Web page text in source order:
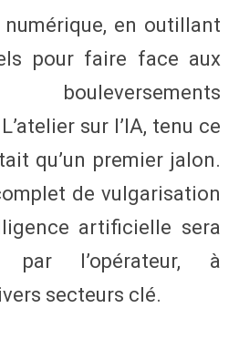
numérique, en outillant
pour faire face aux
sur l’IA, tenu ce
qu’un premier jalon.
de vulgarisation
artificielle sera
par l’opérateur, à
secteurs clé.